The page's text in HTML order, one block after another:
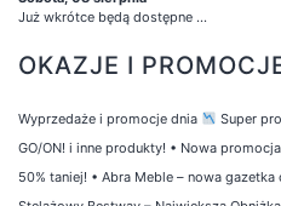
Już wkrótce będą dostępne ...
OKAZJE I
Wyprzedaże i promocje dnia
Super
GO/ON! i inne produkty! • Nowa
50% taniej! • Abra Meble – nowa gazetka